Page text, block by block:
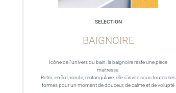
SELECTION
BAIGNOIRE
Icône de l’univers du bain, la baignoire reste une pièce
maitresse.
Retro, en îlot, ronde, rectangulaire, elle s’invite sous toutes ses
formes pour un moment de douceur, de calme et de volupté